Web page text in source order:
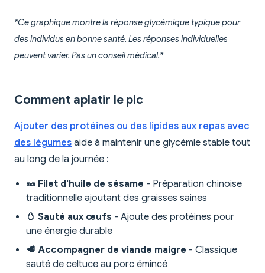
*Ce graphique montre la réponse glycémique typique pour
des individus en bonne santé. Les réponses individuelles
peuvent varier. Pas un conseil médical.*
Comment aplatir le pic
Ajouter des protéines ou des lipides aux repas avec
des légumes aide à maintenir une glycémie stable tout
au long de la journée :
🥜 Filet d'huile de sésame - Préparation chinoise
traditionnelle ajoutant des graisses saines
🥚 Sauté aux œufs - Ajoute des protéines pour
une énergie durable
🥩 Accompagner de viande maigre - Classique
sauté de celtuce au porc émincé